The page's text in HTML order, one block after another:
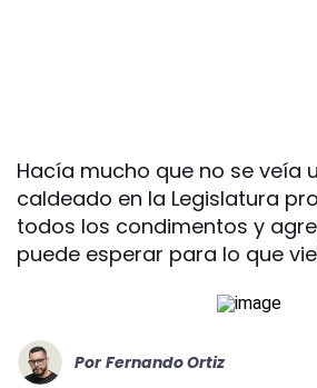
Hacía mucho que no se veía
caldeado en la Legislatura
todos los condimentos y
puede esperar para lo que
Por Fernando Ortiz